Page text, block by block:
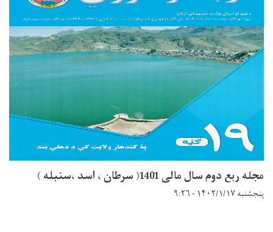
مجله ربع دوم سال مالی 1401( سرطان ، اسد ،سنبله )
پنجشنبه ۱۴۰۲/۱/۱۷ - ۹:۲۶